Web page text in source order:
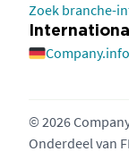
Zoek branche-
© 2026
Onderdeel van